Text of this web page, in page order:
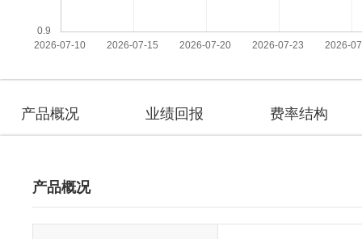
产品概况 业绩回报 费率结构
产品概况